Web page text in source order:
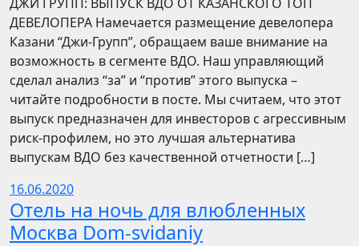
ДЕВЕЛОПЕРА Намечается размещение девелопера
Казани “Джи-Групп”, обращаем ваше внимание на
возможность в сегменте ВДО. Наш управляющий
сделал анализ “за” и “против” этого выпуска –
читайте подробности в посте. Мы считаем, что этот
выпуск предназначен для инвесторов с агрессивным
риск-профилем, но это лучшая альтернатива
выпускам ВДО без качественной отчетности […]
16.06.2020
Отель на ночь для влюбленных
Москва Dom-svidaniy